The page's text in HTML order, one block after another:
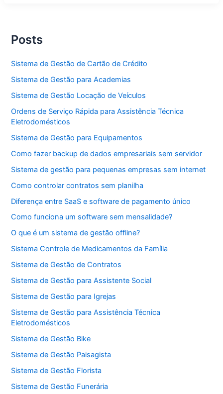
Posts
Sistema de Gestão de Cartão de Crédito
Sistema de Gestão para Academias
Sistema de Gestão Locação de Veículos
Ordens de Serviço Rápida para Assistência Técnica
Eletrodomésticos
Sistema de Gestão para Equipamentos
Como fazer backup de dados empresariais sem servidor
Sistema de gestão para pequenas empresas sem internet
Como controlar contratos sem planilha
Diferença entre SaaS e software de pagamento único
Como funciona um software sem mensalidade?
O que é um sistema de gestão offline?
Sistema Controle de Medicamentos da Família
Sistema de Gestão de Contratos
Sistema de Gestão para Assistente Social
Sistema de Gestão para Igrejas
Sistema de Gestão para Assistência Técnica
Eletrodomésticos
Sistema de Gestão Bike
Sistema de Gestão Paisagista
Sistema de Gestão Florista
Sistema de Gestão Funerária